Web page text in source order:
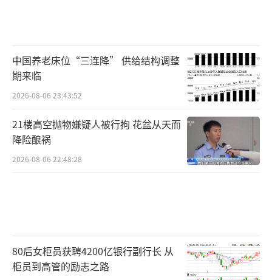
中国养老床位“三连降” 供给结构调整
期来临
2026-08-06 23:43:52
21楼高空抛物嫌疑人被行拘 花盆从天而
降险酿祸
2026-08-06 22:48:28
80后女柜员获聘4200亿银行副行长 从
柜员到高管的励志之路